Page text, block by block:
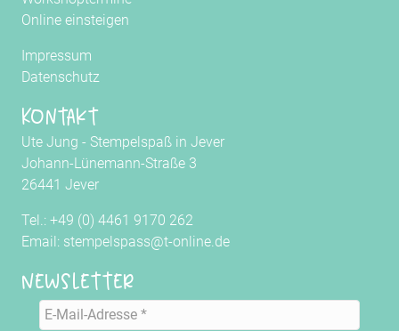
Online einsteigen
Impressum
Datenschutz
Kontakt
Ute Jung - Stempelspaß in Jever
Johann-Lünemann-Straße 3
26441 Jever
Tel.: +49 (0) 4461 9170 262
Email: stempelspass@t-online.de
Newsletter